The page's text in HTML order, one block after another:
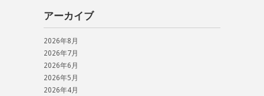
アーカイブ
2026年8月
2026年7月
2026年6月
2026年5月
2026年4月